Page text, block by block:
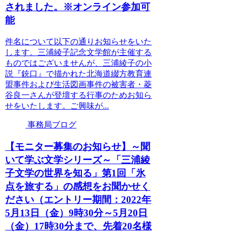
されました。※オンライン参加可
能
件名について以下の通りお知らせをいた
します。三浦綾子記念文学館が主催する
ものではございませんが、三浦綾子の小
説『銃口』で描かれた北海道綴方教育連
盟事件および生活図画事件の被害者・菱
谷良一さんが登壇する行事のためお知ら
せをいたします。ご興味が...
事務局ブログ
【モニター募集のお知らせ】～聞
いて学ぶ文学シリーズ～「三浦綾
子文学の世界を知る」第1回「氷
点を旅する」の感想をお聞かせく
ださい（エントリー期間：2022年
5月13日（金）9時30分～5月20日
（金）17時30分まで、先着20名様